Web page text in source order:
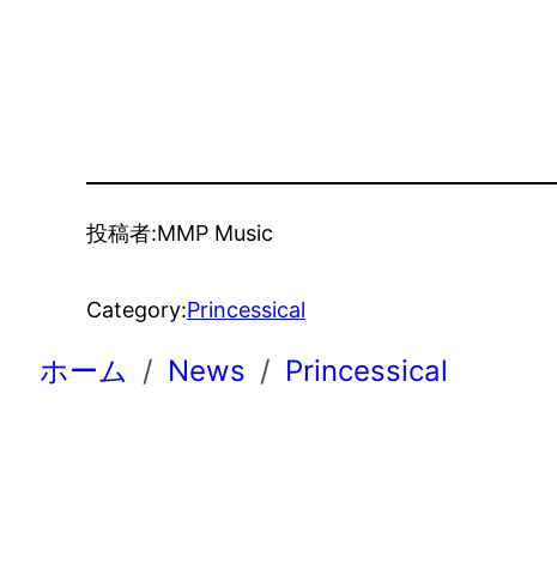
投稿者:MMP Music
Category:Princessical
ホーム News
Princessical